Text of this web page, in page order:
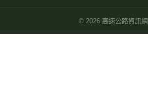
© 2026高速公路資訊網